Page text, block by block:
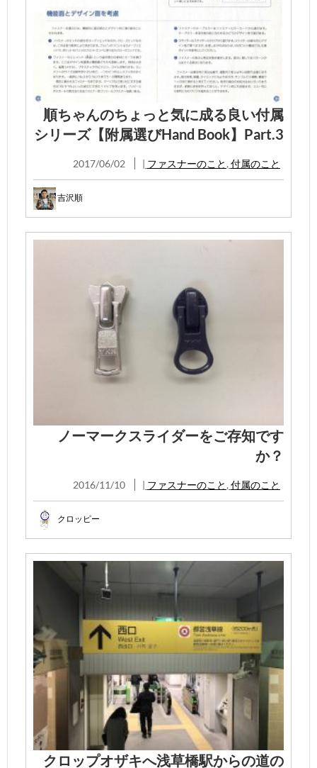
順ちゃんのちょっと気に成る良い付属
シリーズ【附属選びHand Book】Part.3
2017/06/02 | ファスナーのこと , 付属のこと
吉沢順
ノーマークスライダーをご存知です
か？
2016/11/10 | ファスナーのこと , 付属のこと
クロッピー
クロップオザキへ浅草橋駅からの道の